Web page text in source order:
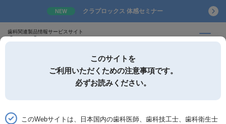
NEW クラプロックス 体感セミナー
歯科関連製品情報サービスサイト
このサイトを
ご利用いただくための注意事項です。
必ずお読みください。
このWebサイトは、日本国内の歯科医師、歯科技工士、歯科衛生士